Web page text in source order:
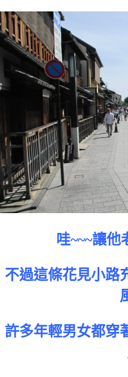
哇~~~讓他
不過這條花見小路
許多年輕男女都穿